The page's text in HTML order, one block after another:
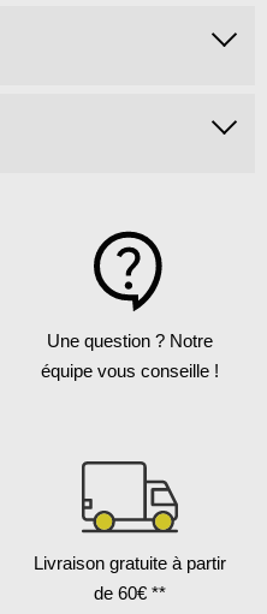
Une question ? Notre
équipe vous conseille !
Livraison gratuite à partir
de 60€ **